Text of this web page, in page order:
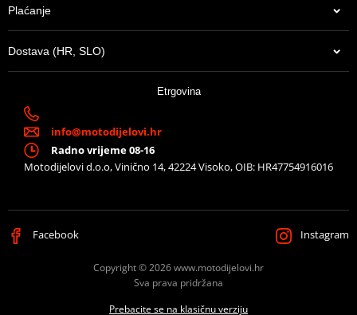
Plaćanje
Dostava (HR, SLO)
Etrgovina
info@motodijelovi.hr
Radno vrijeme 08-16
Motodijelovi d.o.o, Vinično 14, 42224 Visoko, OIB: HR47754916016
Facebook Instagram
Copyright © 2026 www.motodijelovi.hr
Sva prava pridržana
Prebacite se na klasičnu verziju